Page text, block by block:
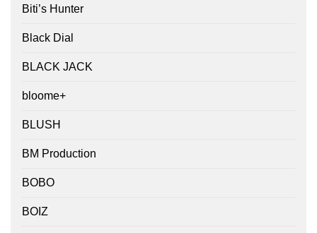
Biti’s Hunter
Black Dial
BLACK JACK
bloome+
BLUSH
BM Production
BOBO
BOIZ